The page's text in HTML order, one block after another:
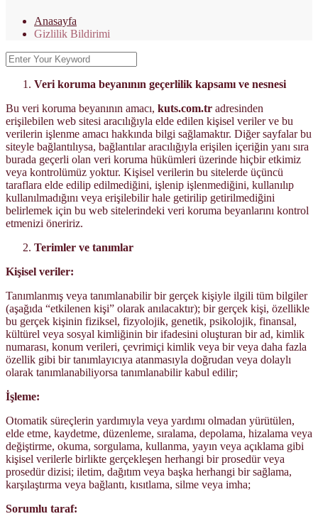
Anasayfa
Gizlilik Bildirimi
Veri koruma beyanının geçerlilik kapsamı ve nesnesi
Bu veri koruma beyanının amacı, kuts.com.tr adresinden
erişilebilen web sitesi aracılığıyla elde edilen kişisel veriler ve bu
verilerin işlenme amacı hakkında bilgi sağlamaktır. Diğer sayfalar bu
siteyle bağlantılıysa, bağlantılar aracılığıyla erişilen içeriğin yanı sıra
burada geçerli olan veri koruma hükümleri üzerinde hiçbir etkimiz
veya kontrolümüz yoktur. Kişisel verilerin bu sitelerde üçüncü
taraflara elde edilip edilmediğini, işlenip işlenmediğini, kullanılıp
kullanılmadığını veya erişilebilir hale getirilip getirilmediğini
belirlemek için bu web sitelerindeki veri koruma beyanlarını kontrol
etmenizi öneririz.
Terimler ve tanımlar
Kişisel veriler:
Tanımlanmış veya tanımlanabilir bir gerçek kişiyle ilgili tüm bilgiler
(aşağıda “etkilenen kişi” olarak anılacaktır); bir gerçek kişi, özellikle
bu gerçek kişinin fiziksel, fizyolojik, genetik, psikolojik, finansal,
kültürel veya sosyal kimliğinin bir ifadesini oluşturan bir ad, kimlik
numarası, konum verileri, çevrimiçi kimlik veya bir veya daha fazla
özellik gibi bir tanımlayıcıya atanmasıyla doğrudan veya dolaylı
olarak tanımlanabiliyorsa tanımlanabilir kabul edilir;
İşleme:
Otomatik süreçlerin yardımıyla veya yardımı olmadan yürütülen,
elde etme, kaydetme, düzenleme, sıralama, depolama, hizalama veya
değiştirme, okuma, sorgulama, kullanma, yayın veya açıklama gibi
kişisel verilerle birlikte gerçekleşen herhangi bir prosedür veya
prosedür dizisi; iletim, dağıtım veya başka herhangi bir sağlama,
karşılaştırma veya bağlantı, kısıtlama, silme veya imha;
Sorumlu taraf: